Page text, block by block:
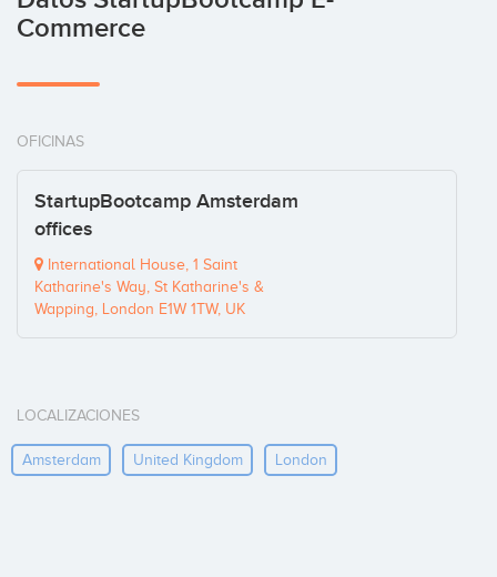
Commerce
OFICINAS
StartupBootcamp Amsterdam
offices
International House, 1 Saint
Katharine's Way, St Katharine's &
Wapping, London E1W 1TW, UK
LOCALIZACIONES
Amsterdam United Kingdom London